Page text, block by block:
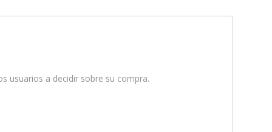
usuarios a decidir sobre su compra.